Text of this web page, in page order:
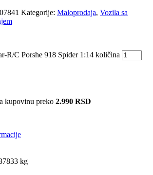
Kategorije: Maloprodaja, Vozila sa
R/C Porshe 918 Spider 1:14 količina
kupovinu preko 2.990 RSD
kg